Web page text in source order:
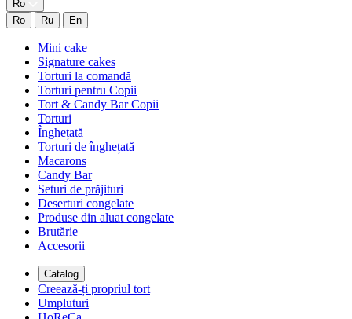
Ro
Ro
Ru En
Mini cake
Signature cakes
Torturi la comandă
Torturi pentru Copii
Tort & Candy Bar Copii
Torturi
Înghețată
Torturi de înghețată
Macarons
Candy Bar
Seturi de prăjituri
Deserturi congelate
Produse din aluat congelate
Brutărie
Accesorii
Catalog
Creează-ți propriul tort
Umpluturi